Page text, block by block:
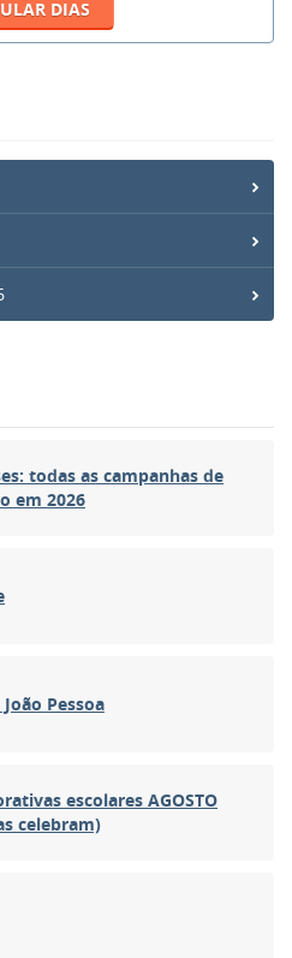
todas as campanhas de
em 2026
Pessoa
escolares AGOSTO
celebram)